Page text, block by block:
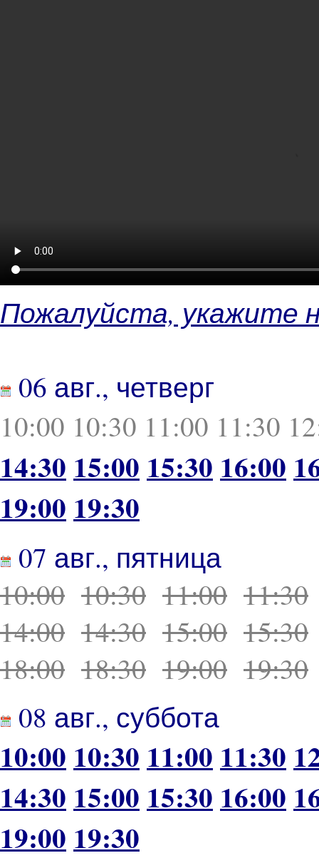
Пожалуйста, укажите
06 авг., четверг
10:00 10:30 11:00 11:30
14:30 15:00 15:30 16:00
19:00 19:30
07 авг., пятница
10:00 10:30 11:00 11:30
14:00 14:30 15:00 15:30
18:00 18:30 19:00 19:30
08 авг., суббота
10:00 10:30 11:00 11:30
14:30 15:00 15:30 16:00
19:00 19:30